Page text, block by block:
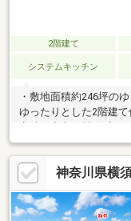
2階建て
システムキッチン
・敷地面積約246坪の
ゆったりとした2階建
多用途に活用可能・陽
境・内外装リフォーム
周囲は落ち着いた住環
神奈川県横